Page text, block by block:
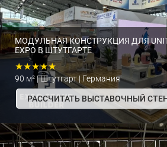
МОДУЛЬНАЯ КОНСТРУКЦИЯ ДЛЯ
EXPO В ШТУТГАРТЕ
★★★★★
90 м² | Штутгарт | Германия
РАССЧИТАТЬ ВЫСТАВОЧНЫЙ